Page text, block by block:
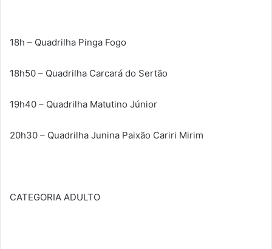
18h – Quadrilha Pinga Fogo
18h50 – Quadrilha Carcará do Sertão
19h40 – Quadrilha Matutino Júnior
20h30 – Quadrilha Junina Paixão Cariri Mirim
CATEGORIA ADULTO